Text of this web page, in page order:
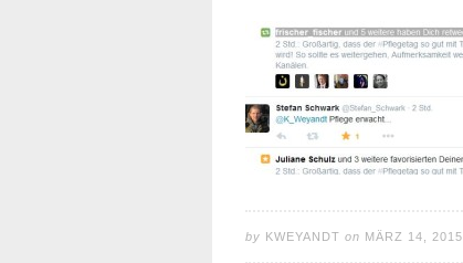
by KWEYANDT on MÄRZ 14, 2015